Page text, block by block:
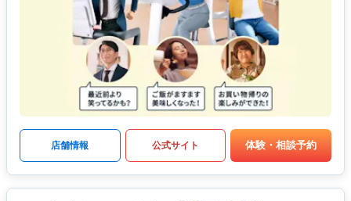
店舗情報 公式サイト 体験・相談予約